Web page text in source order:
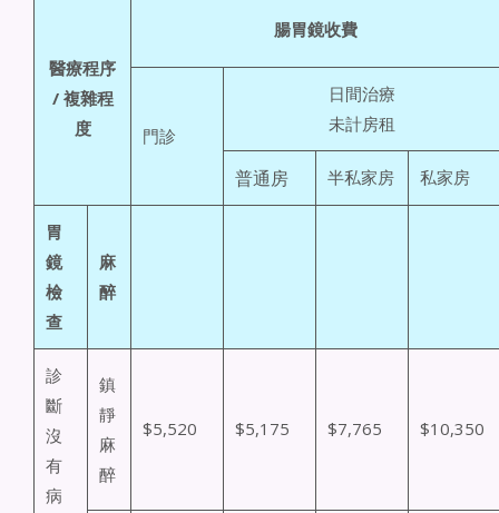
醫療程序
/ 複雜程
度
腸胃鏡收費
門診
日間治療
未計房租
普通房 半私家房 私家房
胃
鏡
檢
查
麻
醉
診
斷
沒
有
病
鎮
靜
麻
醉
$5,520 $5,175 $7,765 $10,350